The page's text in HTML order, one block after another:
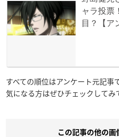
すべての順位はアンケート元記事
気になる方はぜひチェックしてみ
この記事の他の画